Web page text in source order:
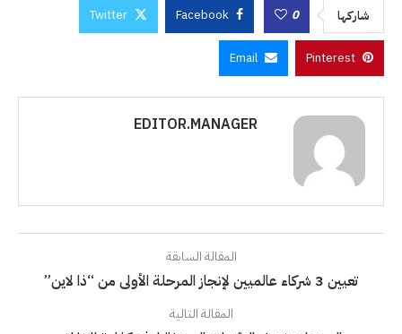
شاركها 0
Facebook
Twitter
Pinterest
Email
EDITOR.MANAGER
المقالة السابقة
تعيين 3 شركاء عالميين لإنجاز المرحلة الأولى من “ذا لاين”
المقالة التالية